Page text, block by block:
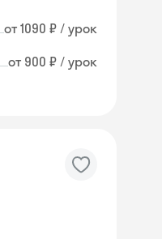
от 1090 ₽ / урок
от 900 ₽ / урок